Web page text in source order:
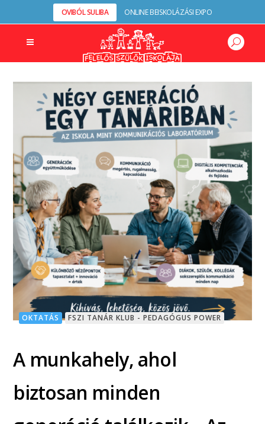
OVIBÓL SULIBA ONLINE BEISKOLÁZÁSI EXPO
OKTATÁS FSZI TANÁR KLUB - PEDAGÓGUS POWER
A munkahely, ahol
biztosan minden